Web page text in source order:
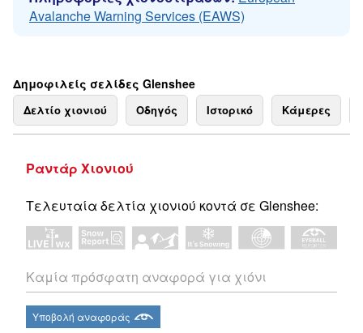
Avalanche Warning Services (EAWS)
Δημοφιλείς σελίδες Glenshee
Δελτίο χιονιού Οδηγός Ιστορικό Κάμερες
Ραντάρ Χιονιού
Τελευταία δελτία χιονιού κοντά σε Glenshee:
Καμία πρόσφατη αναφορά για χιόνι
Υποβολή αναφοράς